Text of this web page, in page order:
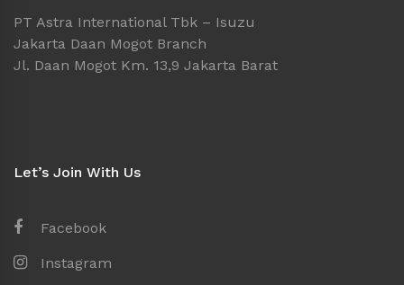
PT Astra International Tbk – Isuzu
Jakarta Daan Mogot Branch
Jl. Daan Mogot Km. 13,9 Jakarta Barat
Let’s Join With Us
Facebook
Instagram